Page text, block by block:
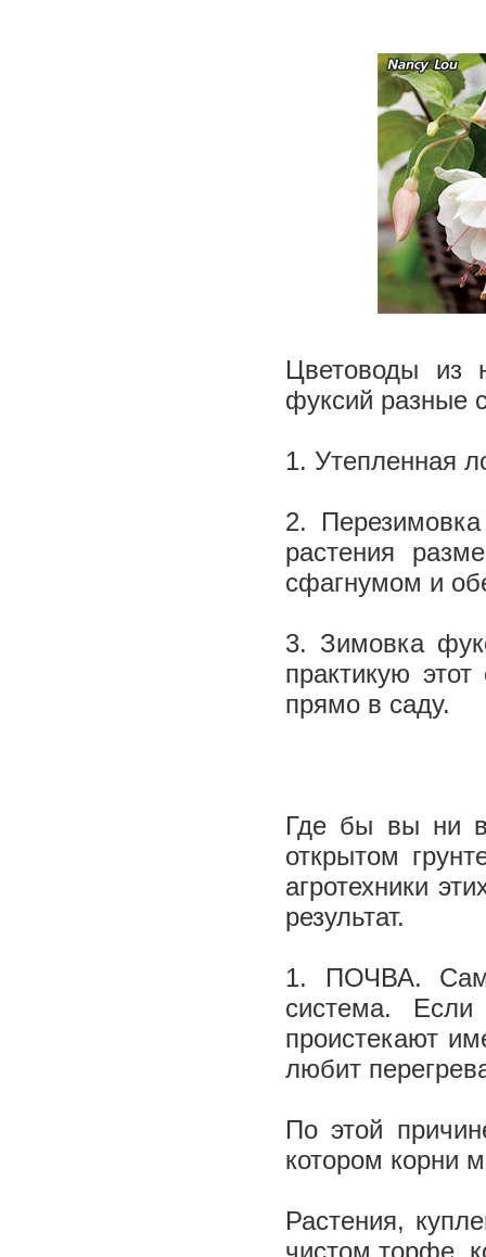
Цветоводы из
фуксий разные
1. Утепленная
2.
растения
сфагнумом и
3. Зимовка
практикую
прямо в саду.
Где бы вы ни
открытом
агротехники
результат.
1. ПОЧВА.
система.
проистекают
любит
По этой
котором корни
Растения,
чистом торфе,